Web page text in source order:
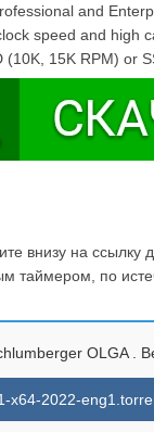
and
speed and high
(10K, 15K RPM) or
внизу на ссылку
по
OLGA .
x64-2022-